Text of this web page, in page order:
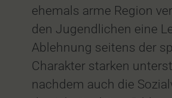
ehemals arme Region
den Jugendlichen eine
Ablehnung seitens der
Charakter starken
nachdem auch die